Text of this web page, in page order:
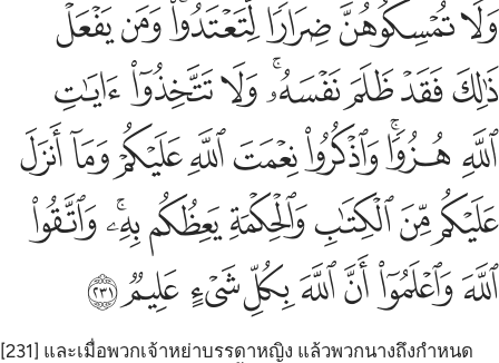
ﱌﱍﱎﱏﱐﱑﱒ
ﱓﱔﱕﱖﱗﱘﱙﱚ
ﱛﱜﱝﱞﱟﱠﱡﱢﱣ
ﱤﱥﱦﱧﱨﱩﱪﱫ
ﱬﱭﱮﱯﱰﱱﱲﱳ
[231] และเมื่อพวกเจ้าหย่าบรรดาหญิง แล้วพวกนางถึงกำหนด